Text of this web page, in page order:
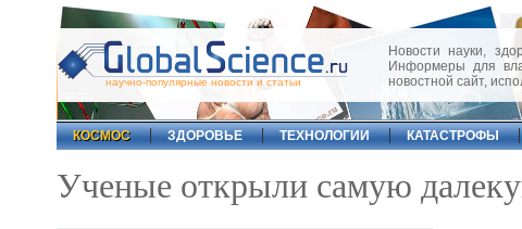
научно-популярные новости и статьи
Новости науки,
Информеры для
новостной сайт,
КОСМОС
ЗДОРОВЬЕ ТЕХНОЛОГИИ КАТАСТРОФЫ
Ученые открыли самую